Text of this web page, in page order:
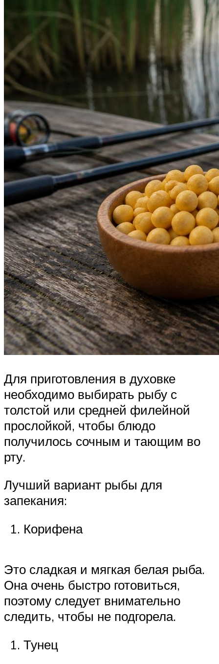
Для приготовления в духовке
необходимо выбирать рыбу с
толстой или средней филейной
прослойкой, чтобы блюдо
получилось сочным и тающим во
рту.
Лучший вариант рыбы для
запекания:
Корифена
Это сладкая и мягкая белая рыба.
Она очень быстро готовиться,
поэтому следует внимательно
следить, чтобы не подгорела.
Тунец